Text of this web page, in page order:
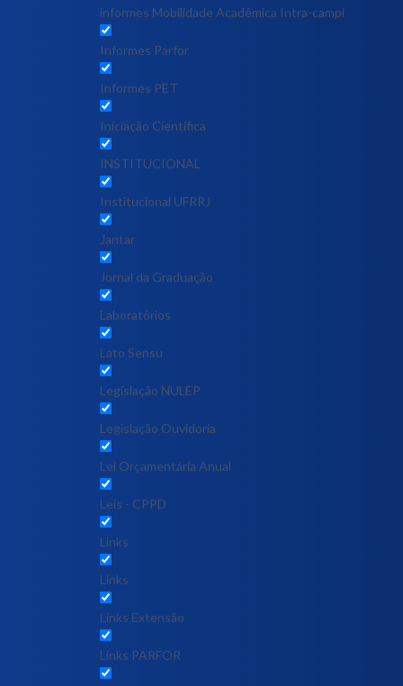
informes Mobilidade Acadêmica Intra-campi
Informes Parfor
Informes PET
Iniciação Científica
INSTITUCIONAL
Institucional UFRRJ
Jantar
Jornal da Graduação
Laboratórios
Lato Sensu
Legislação NULEP
Legislação Ouvidoria
Lei Orçamentária Anual
Leis - CPPD
Links
Links
Links Extensão
Links PARFOR